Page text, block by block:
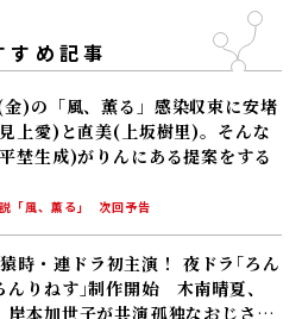
)の「風、薫る」りん(見上愛)、
里)、黒川(平埜生成)らの奮闘
ちも理解を示し始める。しかし、
恋)の容体はなかなか改善せ
「風、薫る」
次回予告
ラマ｢手塚治虫の戦争｣キャスト
吾｢このドラマには“大切にしな
ない何か”が､120％映っている」